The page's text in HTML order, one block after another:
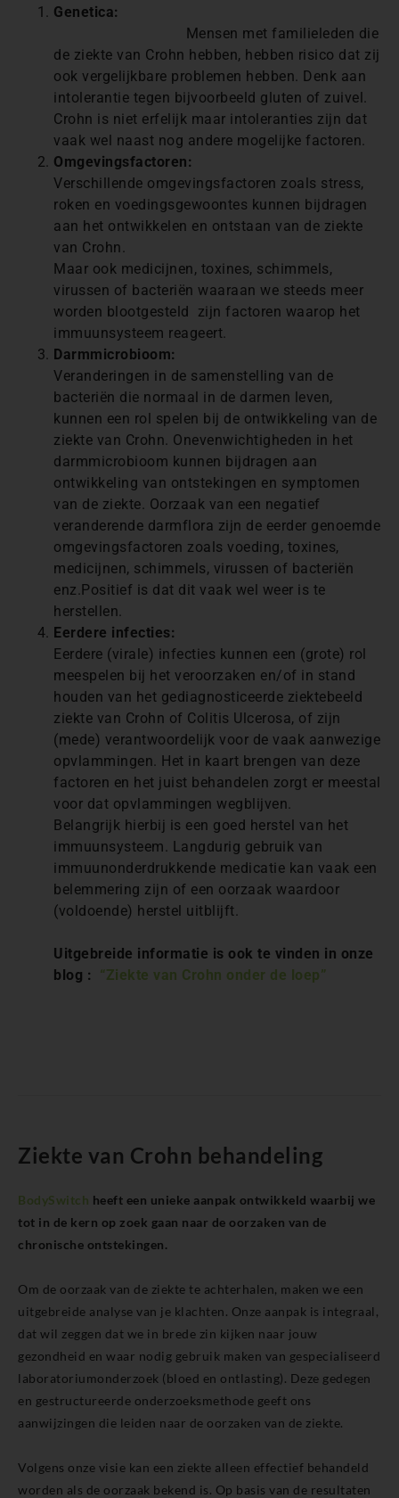
Genetica:
Mensen met familieleden die
de ziekte van Crohn hebben, hebben risico dat zij
ook vergelijkbare problemen hebben. Denk aan
intolerantie tegen bijvoorbeeld gluten of zuivel.
Crohn is niet erfelijk maar intoleranties zijn dat
vaak wel naast nog andere mogelijke factoren.
Omgevingsfactoren:
Verschillende omgevingsfactoren zoals stress,
roken en voedingsgewoontes kunnen bijdragen
aan het ontwikkelen en ontstaan ​​van de ziekte
van Crohn.
Maar ook medicijnen, toxines, schimmels,
virussen of bacteriën waaraan we steeds meer
worden blootgesteld zijn factoren waarop het
immuunsysteem reageert.
Darmmicrobioom:
Veranderingen in de samenstelling van de
bacteriën die normaal in de darmen leven,
kunnen een rol spelen bij de ontwikkeling van de
ziekte van Crohn. Onevenwichtigheden in het
darmmicrobioom kunnen bijdragen aan
ontwikkeling van ontstekingen en symptomen
van de ziekte. Oorzaak van een negatief
veranderende darmflora zijn de eerder genoemde
omgevingsfactoren zoals voeding, toxines,
medicijnen, schimmels, virussen of bacteriën
enz.Positief is dat dit vaak wel weer is te
herstellen.
Eerdere infecties:
Eerdere (virale) infecties kunnen een (grote) rol
meespelen bij het veroorzaken en/of in stand
houden van het gediagnosticeerde ziektebeeld
ziekte van Crohn of Colitis Ulcerosa, of zijn
(mede) verantwoordelijk voor de vaak aanwezige
opvlammingen. Het in kaart brengen van deze
factoren en het juist behandelen zorgt er meestal
voor dat opvlammingen wegblijven.
Belangrijk hierbij is een goed herstel van het
immuunsysteem. Langdurig gebruik van
immuunonderdrukkende medicatie kan vaak een
belemmering zijn of een oorzaak waardoor
(voldoende) herstel uitblijft.
Uitgebreide informatie is ook te vinden in onze
blog : “Ziekte van Crohn onder de loep”
Ziekte van Crohn behandeling
BodySwitch heeft een unieke aanpak ontwikkeld waarbij we
tot in de kern op zoek gaan naar de oorzaken van de
chronische ontstekingen.
Om de oorzaak van de ziekte te achterhalen, maken we een
uitgebreide analyse van je klachten. Onze aanpak is integraal,
dat wil zeggen dat we in brede zin kijken naar jouw
gezondheid en waar nodig gebruik maken van gespecialiseerd
laboratoriumonderzoek (bloed en ontlasting). Deze gedegen
en gestructureerde onderzoeksmethode geeft ons
aanwijzingen die leiden naar de oorzaken van de ziekte.
Volgens onze visie kan een ziekte alleen effectief behandeld
worden als de oorzaak bekend is. Op basis van de resultaten